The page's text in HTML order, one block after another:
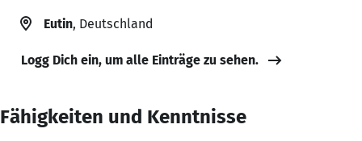
Eutin, Deutschland
Logg Dich ein, um alle Einträge zu sehen.
Fähigkeiten und Kenntnisse